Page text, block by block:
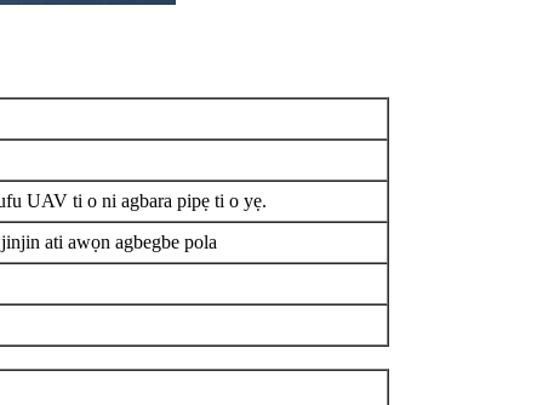
UAV ti o ni agbara pipẹ ti o yẹ.
ati awọn agbegbe pola